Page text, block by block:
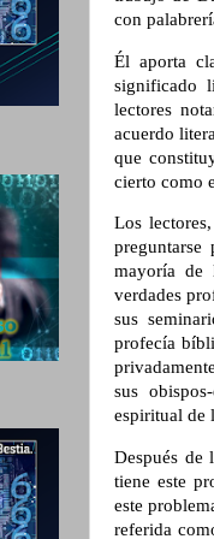
con
Él aporta
significado
lectores
acuerdo
que
cierto como
Los
mayoría de
verdades
sus
profecía
sus
espiritual de
Después de
tiene este
este
referida